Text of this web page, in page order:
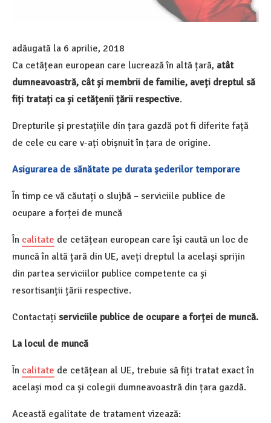
adăugată la 6 aprilie, 2018
Ca cetățean european care lucrează în altă țară, atât
dumneavoastră, cât și membrii de familie, aveți dreptul să
fiți tratați ca și cetățenii țării respective.
Drepturile și prestațiile din țara gazdă pot fi diferite față
de cele cu care v-ați obișnuit în țara de origine.
Asigurarea de sănătate pe durata şederilor temporare
În timp ce vă căutați o slujbă – serviciile publice de
ocupare a forței de muncă
În calitate de cetățean european care își caută un loc de
muncă în altă țară din UE, aveți dreptul la același sprijin
din partea serviciilor publice competente ca și
resortisanții țării respective.
Contactați serviciile publice de ocupare a forței de muncă.
La locul de muncă
În calitate de cetățean al UE, trebuie să fiți tratat exact în
același mod ca și colegii dumneavoastră din țara gazdă.
Această egalitate de tratament vizează: